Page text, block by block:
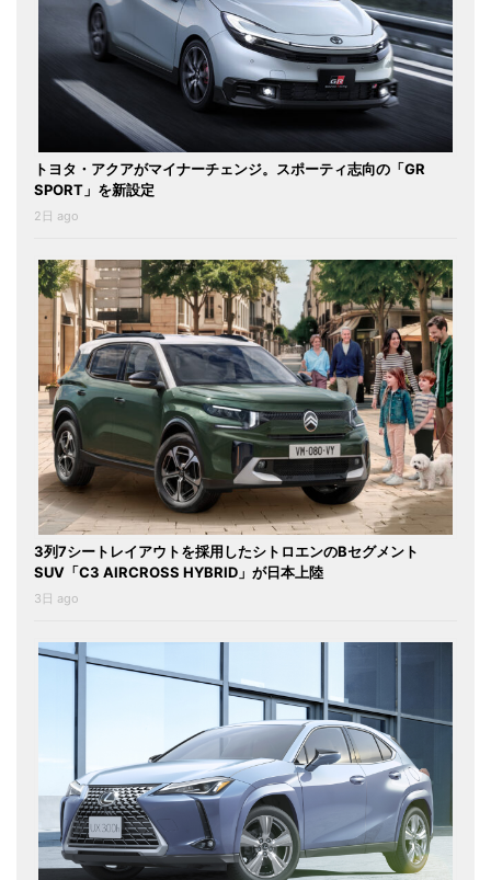
トヨタ・アクアがマイナーチェンジ。スポーティ志向の「GR
SPORT」を新設定
2日 ago
3列7シートレイアウトを採用したシトロエンのBセグメント
SUV「C3 AIRCROSS HYBRID」が日本上陸
3日 ago